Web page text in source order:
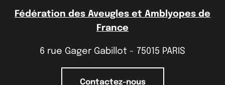
Fédération des Aveugles et Amblyopes de
France
6 rue Gager Gabillot - 75015 PARIS
Contactez-nous